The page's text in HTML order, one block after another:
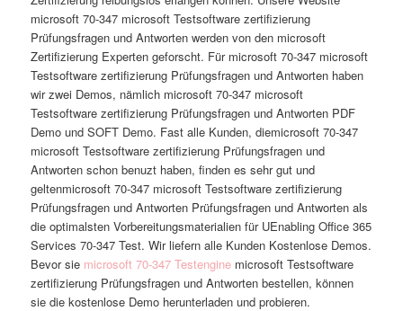
microsoft 70-347 microsoft Testsoftware zertifizierung
Prüfungsfragen und Antworten werden von den microsoft
Zertifizierung Experten geforscht. Für microsoft 70-347 microsoft
Testsoftware zertifizierung Prüfungsfragen und Antworten haben
wir zwei Demos, nämlich microsoft 70-347 microsoft
Testsoftware zertifizierung Prüfungsfragen und Antworten PDF
Demo und SOFT Demo. Fast alle Kunden, diemicrosoft 70-347
microsoft Testsoftware zertifizierung Prüfungsfragen und
Antworten schon benuzt haben, finden es sehr gut und
geltenmicrosoft 70-347 microsoft Testsoftware zertifizierung
Prüfungsfragen und Antworten Prüfungsfragen und Antworten als
die optimalsten Vorbereitungsmaterialien für UEnabling Office 365
Services 70-347 Test. Wir liefern alle Kunden Kostenlose Demos.
Bevor sie microsoft 70-347 Testengine microsoft Testsoftware
zertifizierung Prüfungsfragen und Antworten bestellen, können
sie die kostenlose Demo herunterladen und probieren.